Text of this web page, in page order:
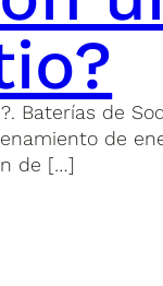
Baterías de
de
de […]